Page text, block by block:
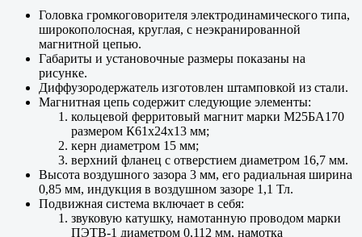
Головка громкоговорителя электродинамического типа,
широкополосная, круглая, с неэкранированной
магнитной цепью.
Габариты и установочные размеры показаны на
рисунке.
Диффузородержатель изготовлен штамповкой из стали.
Магнитная цепь содержит следующие элементы:
кольцевой ферритовый магнит марки М25БА170
размером К61x24x13 мм;
керн диаметром 15 мм;
верхний фланец с отверстием диаметром 16,7 мм.
Высота воздушного зазора 3 мм, его радиальная ширина
0,85 мм, индукция в воздушном зазоре 1,1 Тл.
Подвижная система включает в себя:
звуковую катушку, намотанную проводом марки
ПЭТВ-1 диаметром 0,112 мм, намотка